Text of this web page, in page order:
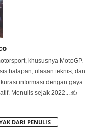
khususnya MotoGP.
balapan, ulasan teknis, dan
informasi dengan gaya
Menulis sejak 2022...✍️
DARI PENULIS